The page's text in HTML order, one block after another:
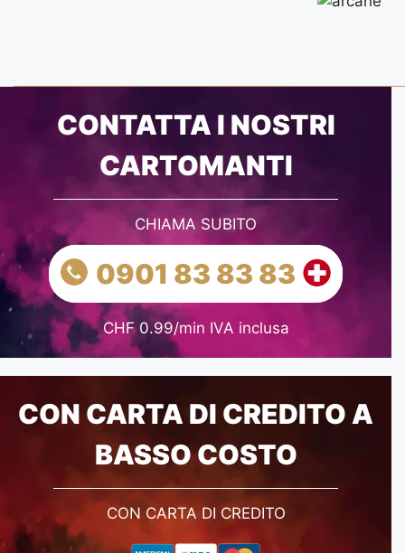
CONTATTA I NOSTRI
CARTOMANTI
CHIAMA SUBITO
0901 83 83 83
CHF 0.99/min IVA inclusa
CON CARTA DI CREDITO A
BASSO COSTO
CON CARTA DI CREDITO